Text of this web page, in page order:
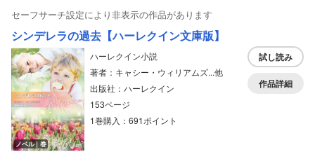
セーフサーチ設定により非表示の作品があります
シンデレラの過去【ハーレクイン文庫版】
ノベル｜巻
ハーレクイン小説
著者：キャシー・ウィリアムズ...他
出版社：ハーレクイン
153ページ
1巻購入：691ポイント
試し読み
作品詳細